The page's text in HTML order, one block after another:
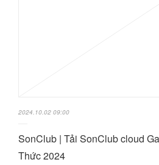
2024.10.02 09:00
SonClub | Tải SonClub cloud
Thức 2024